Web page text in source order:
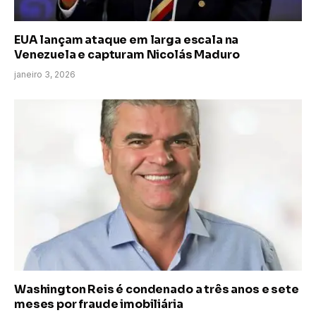
EUA lançam ataque em larga escala na
Venezuela e capturam Nicolás Maduro
janeiro 3, 2026
Washington Reis é condenado a três anos e sete
meses por fraude imobiliária